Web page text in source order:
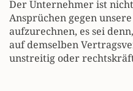
Der Unternehmer ist
Ansprüchen gegen
aufzurechnen, es sei
auf demselben
unstreitig oder